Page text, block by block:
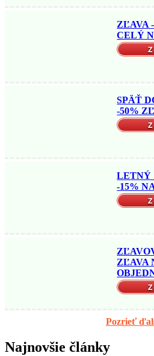
ZĽAVA
CELÝ
SPÄŤ
-50%
LETNÝ
-15%
ZĽAVA
Pozrieť
Najnovšie články